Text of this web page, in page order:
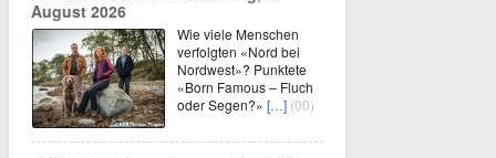
August 2026
Wie viele Menschen
verfolgten «Nord bei
Nordwest»? Punktete
«Born Famous – Fluch
oder Segen?» […] (00)